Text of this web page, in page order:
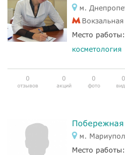
м.
Вокзальная
Место работы:
косметология
0
отзывов
0
акций
0
фото
0
м.
Место работы: